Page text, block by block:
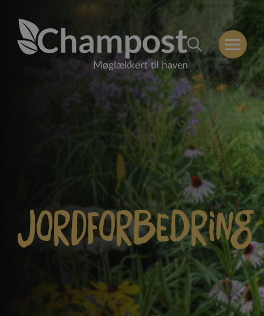
Jordforbedring